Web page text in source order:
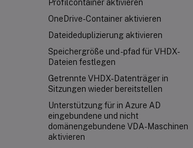
Profilcontainer aktivieren
OneDrive-Container aktivieren
Dateideduplizierung aktivieren
Speichergröße und -pfad für VHDX-
Dateien festlegen
Getrennte VHDX-Datenträger in
Sitzungen wieder bereitstellen
Unterstützung für in Azure AD
eingebundene und nicht
domänengebundene VDA-Maschinen
aktivieren